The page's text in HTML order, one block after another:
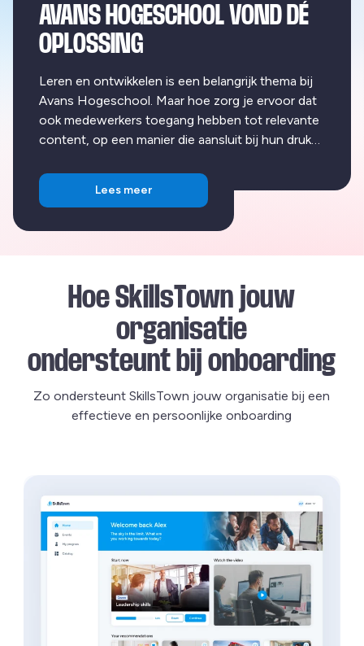
AVANS HOGESCHOOL VOND DÉ
OPLOSSING
Leren en ontwikkelen is een belangrijk thema bij
Avans Hogeschool. Maar hoe zorg je ervoor dat
ook medewerkers toegang hebben tot relevante
content, op een manier die aansluit bij hun drukke
Lees meer
Hoe SkillsTown jouw
organisatie
ondersteunt bij onboarding
Zo ondersteunt SkillsTown jouw organisatie bij een
effectieve en persoonlijke onboarding